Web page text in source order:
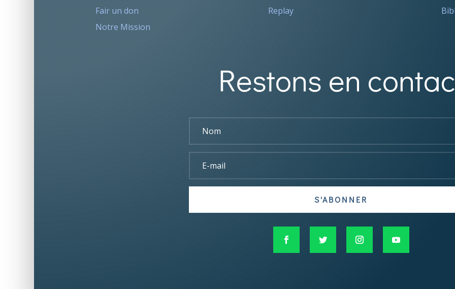
Fair un don
Notre Mission
Replay
Restons en
S'ABONNER